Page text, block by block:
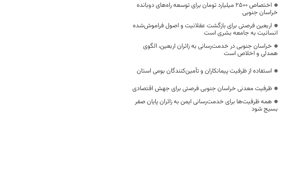
اختصاص 2500 میلیارد تومان برای توسعه راه‌های دوبانده
خراسان جنوبی
اربعین فرصتی برای بازگشت عقلانیت و اصول فراموش‌شده
انسانیت به جامعه بشری است
خراسان جنوبی در خدمت‌رسانی به زائران اربعین، الگوی
همدلی و اخلاص است
استفاده از ظرفیت پیمانکاران و تأمین‌کنندگان بومی استان
ظرفیت معدنی خراسان جنوبی فرصتی برای جهش اقتصادی
همه ظرفیت‌ها برای خدمت‌رسانی ایمن به زائران پایان صفر
بسیج شود